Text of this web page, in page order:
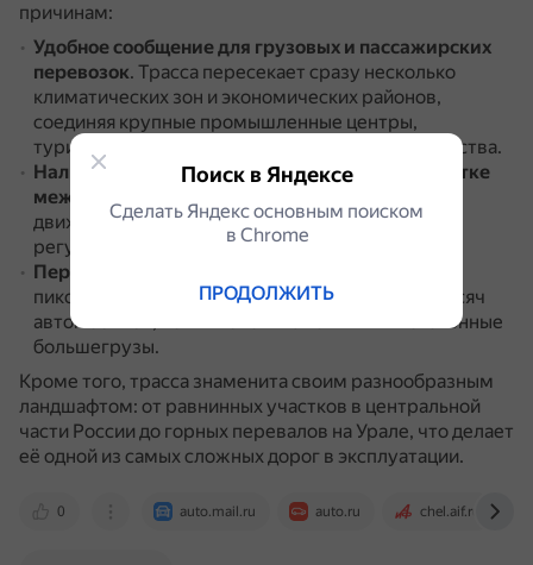
причинам:
Удобное сообщение для грузовых и пассажирских
перевозок. Трасса пересекает сразу несколько
климатических зон и экономических районов,
соединяя крупные промышленные центры,
туристические объекты и культурные пространства.
Наличие промышленных предприятий на участке
между городами
движения снижается, а водителям приходится
регулярно обгонять.
Перегрузка участка от Уфы до Челябинска
пиковый период через дорогу проезжает 17 тысяч
автомобилей, почти половина из них — многотонные
большегрузы.
Кроме того, трасса знаменита своим разнообразным
ландшафтом: от равнинных участков в центральной
части России до горных перевалов на Урале, что делает
её одной из самых сложных дорог в эксплуатации.
0 auto.mail.ru auto.ru chel.aif.ru
Поиск в Яндексе
Сделать Яндекс основным поиском
в Сhrome
ПРОДОЛЖИТЬ